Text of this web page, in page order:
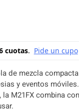
de mezcla
y eventos
M21FX combina